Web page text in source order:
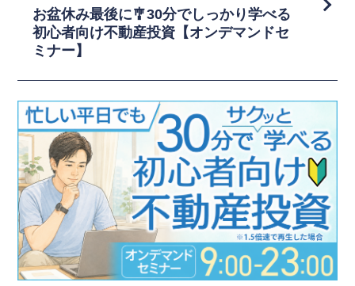
お盆休み最後に🎐30分でしっかり学べる
初心者向け不動産投資【オンデマンドセ
ミナー】